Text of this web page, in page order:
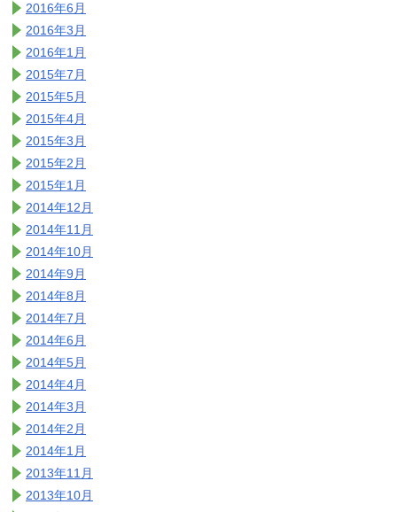
2016年6月
2016年3月
2016年1月
2015年7月
2015年5月
2015年4月
2015年3月
2015年2月
2015年1月
2014年12月
2014年11月
2014年10月
2014年9月
2014年8月
2014年7月
2014年6月
2014年5月
2014年4月
2014年3月
2014年2月
2014年1月
2013年11月
2013年10月